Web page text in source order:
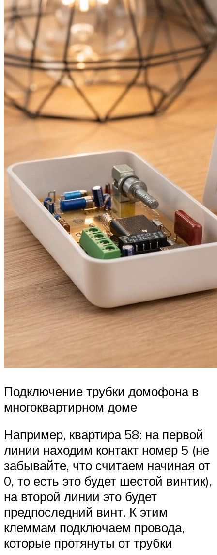
Подключение трубки домофона в
многоквартирном доме
Например, квартира 58: на первой
линии находим контакт номер 5 (не
забывайте, что считаем начиная от
0, то есть это будет шестой винтик),
на второй линии это будет
предпоследний винт. К этим
клеммам подключаем провода,
которые протянуты от трубки